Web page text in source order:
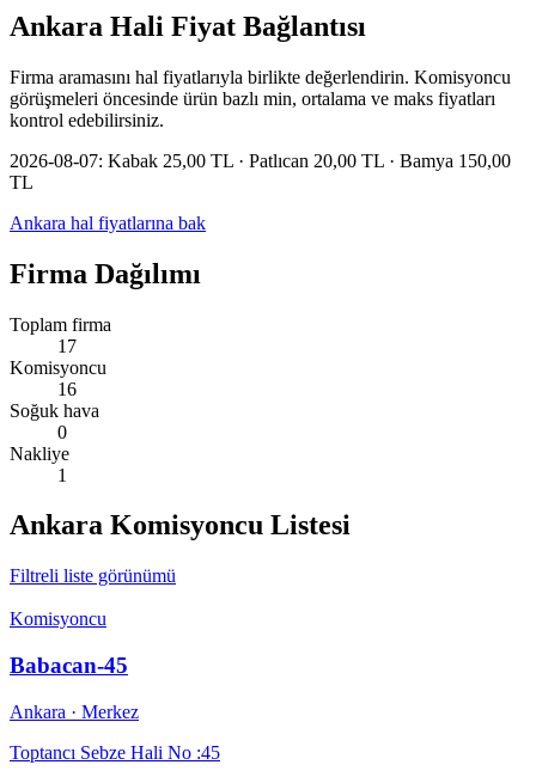
Ankara Hali Fiyat Bağlantısı
Firma aramasını hal fiyatlarıyla birlikte değerlendirin. Komisyoncu
görüşmeleri öncesinde ürün bazlı min, ortalama ve maks fiyatları
kontrol edebilirsiniz.
2026-08-07: Kabak 25,00 TL · Patlıcan 20,00 TL · Bamya 150,00
TL
Ankara hal fiyatlarına bak
Firma Dağılımı
Toplam firma
17
Komisyoncu
16
Soğuk hava
0
Nakliye
1
Ankara Komisyoncu Listesi
Filtreli liste görünümü
Komisyoncu
Babacan-45
Ankara · Merkez
Toptancı Sebze Hali No :45